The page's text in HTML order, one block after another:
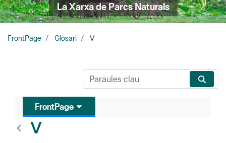
La Xarxa de Parcs Naturals
FrontPage Glosari V
FrontPage
V